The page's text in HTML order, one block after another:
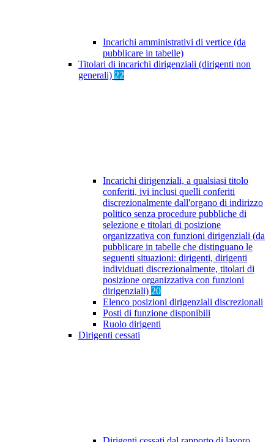
Incarichi amministrativi di vertice (da
pubblicare in tabelle)
Titolari di incarichi dirigenziali (dirigenti non
generali) 22
Incarichi dirigenziali, a qualsiasi titolo
conferiti, ivi inclusi quelli conferiti
discrezionalmente dall'organo di indirizzo
politico senza procedure pubbliche di
selezione e titolari di posizione
organizzativa con funzioni dirigenziali (da
pubblicare in tabelle che distinguano le
seguenti situazioni: dirigenti, dirigenti
individuati discrezionalmente, titolari di
posizione organizzativa con funzioni
dirigenziali) 20
Elenco posizioni dirigenziali discrezionali
Posti di funzione disponibili
Ruolo dirigenti
Dirigenti cessati